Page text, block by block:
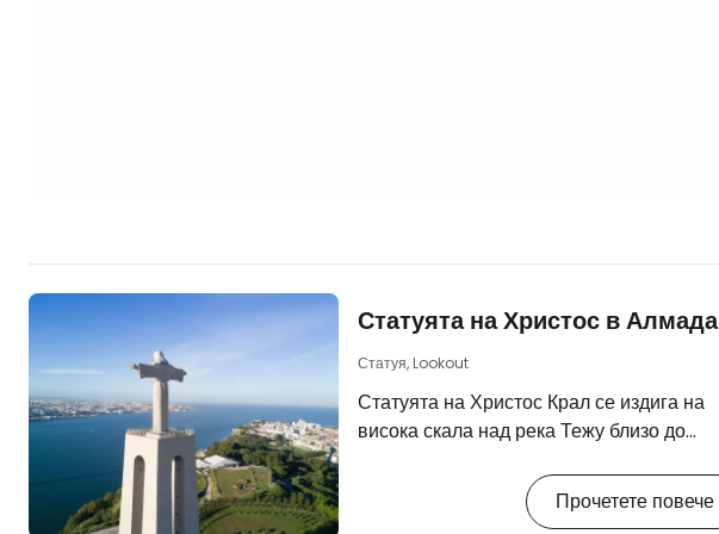
Статуята на Христос в Алмада
Статуя, Lookout
Статуята на Христос Крал се издига на
висока скала над река Тежу близо до
цял Лисабон на отсрещния бряг.
Приликата със статуята на Христос в Рио
Прочетете повече